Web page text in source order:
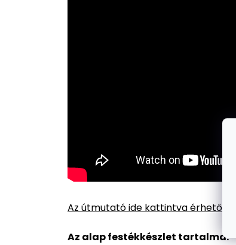
Az útmutató ide kattintva érhető el.
Az alap festékkészlet tartalma: